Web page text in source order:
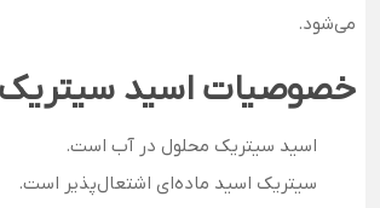
می‌شود.
خصوصیات اسید سیتریک
اسید سیتریک محلول در آب است.
سیتریک اسید ماده‌ای اشتعال‌پذیر است.